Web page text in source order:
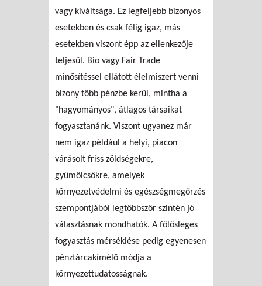
vagy kiváltsága. Ez legfeljebb bizonyos
esetekben és csak félig igaz, más
esetekben viszont épp az ellenkezője
teljesül. Bio vagy Fair Trade
minősítéssel ellátott élelmiszert venni
bizony több pénzbe kerül, mintha a
"hagyományos", átlagos társaikat
fogyasztanánk. Viszont ugyanez már
nem igaz például a helyi, piacon
várásolt friss zöldségekre,
gyümölcsökre, amelyek
környezetvédelmi és egészségmegőrzés
szempontjából legtöbbször szintén jó
választásnak mondhatók. A fölösleges
fogyasztás mérséklése pedig egyenesen
pénztárcakímélő módja a
környezettudatosságnak.